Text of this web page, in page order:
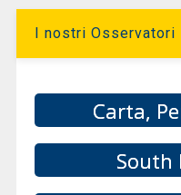
I nostri Osservatori
Carta,
South